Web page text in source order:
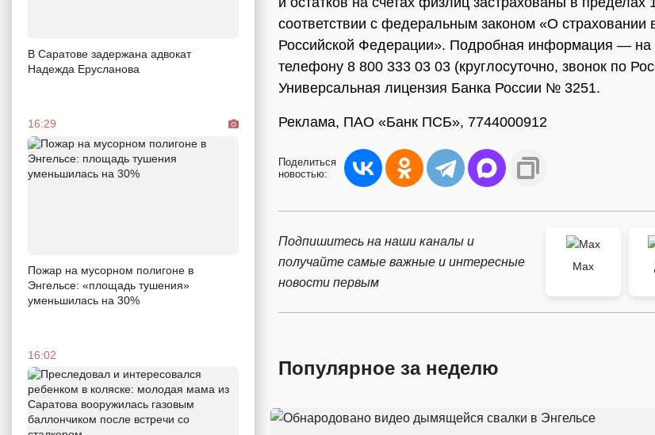
В Саратове задержана адвокат
Надежда Ерусланова
16:29
Пожар на мусорном полигоне в
Энгельсе: «площадь тушения»
уменьшилась на 30%
16:02
соответствии с федеральным законом «О страховании
Российской Федерации». Подробная информация — на
телефону 8 800 333 03 03 (круглосуточно, звонок по
Универсальная лицензия Банка России № 3251.
Реклама, ПАО «Банк ПСБ», 7744000912
Поделиться
новостью:
Подпишитесь на наши каналы и
получайте самые важные и интересные
новости первым
Max
Популярное за неделю